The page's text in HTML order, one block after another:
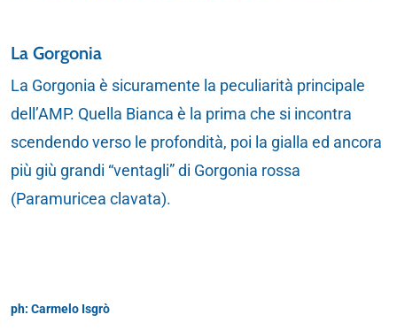
La Gorgonia
La Gorgonia è sicuramente la peculiarità principale
dell’AMP. Quella Bianca è la prima che si incontra
scendendo verso le profondità, poi la gialla ed ancora
più giù grandi “ventagli” di Gorgonia rossa
(Paramuricea clavata).
ph: Carmelo Isgrò